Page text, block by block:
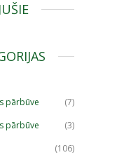
pārbūve
(7)
pārbūve
(3)
(106)